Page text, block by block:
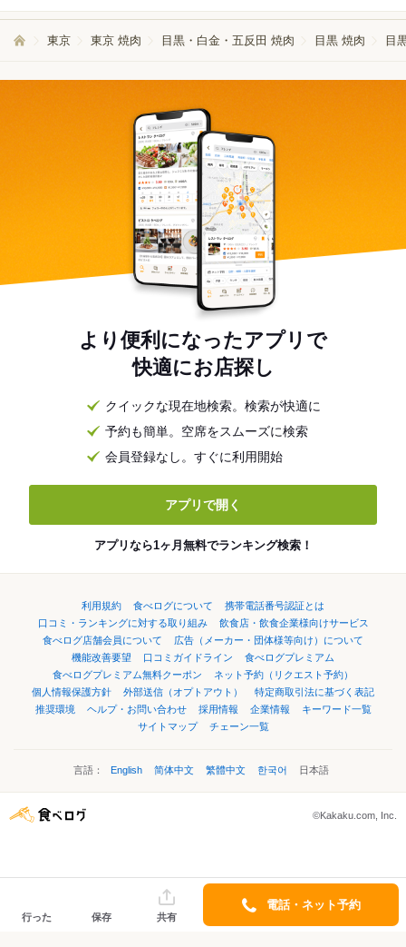
東京 東京 焼肉 目黒・白金・五反田 焼肉 目黒 焼肉 目
より便利になったアプリで
快適にお店探し
クイックな現在地検索。検索が快適に
予約も簡単。空席をスムーズに検索
会員登録なし。すぐに利用開始
アプリで開く
アプリなら1ヶ月無料でランキング検索！
利用規約 食べログについて
携帯電話番号認証とは
口コミ・ランキングに対する取り組み
飲食店・飲食企業様向けサービス
食べログ店舗会員について
広告（メーカー・団体様等向け）について
機能改善要望
口コミガイドライン
食べログプレミアム
食べログプレミアム無料クーポン
ネット予約（リクエスト予約）
個人情報保護方針
外部送信（オプトアウト）
特定商取引法に基づく表記
推奨環境
ヘルプ・お問い合わせ 採用情報 企業情報
キーワード一覧
サイトマップ
チェーン一覧
言語： English 简体中文 繁體中文 한국어 日本語
©Kakaku.com, Inc.
行った 保存 共有
電話・ネット予約